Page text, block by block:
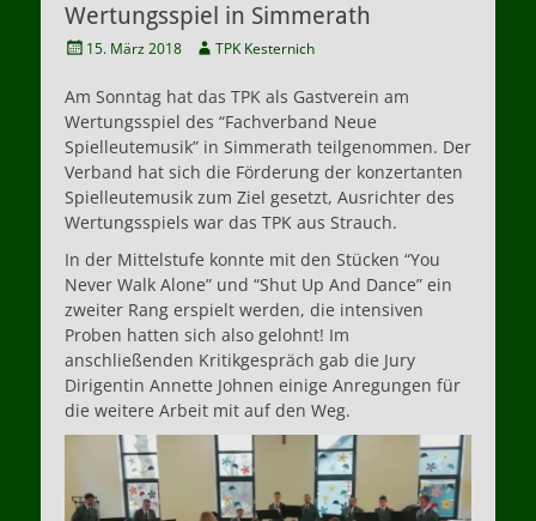
Wertungsspiel in Simmerath
Veröffentlicht
15. März 2018 AutorTPK Kesternich
Am Sonntag hat das TPK als Gastverein am
Wertungsspiel des “Fachverband Neue
Spielleutemusik” in Simmerath teilgenommen. Der
Verband hat sich die Förderung der konzertanten
Spielleutemusik zum Ziel gesetzt, Ausrichter des
Wertungsspiels war das TPK aus Strauch.
In der Mittelstufe konnte mit den Stücken “You
Never Walk Alone” und “Shut Up And Dance” ein
zweiter Rang erspielt werden, die intensiven
Proben hatten sich also gelohnt! Im
anschließenden Kritikgespräch gab die Jury
Dirigentin Annette Johnen einige Anregungen für
die weitere Arbeit mit auf den Weg.